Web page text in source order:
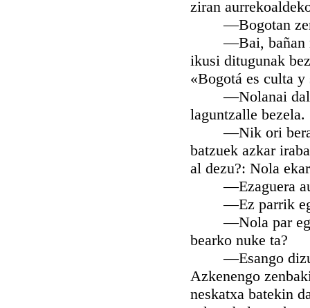
ziran
—Bogotan zer
—Bai, bañan
ikusi ditugunak
«Bogotá es culta y
—Nolanai dala
laguntzalle bezela.
—Nik ori bera
batzuek azkar
al dezu?: Nola
—Ezaguera
—Ez parrik
—Nola par
bearko nuke ta?
—Esango dizut
Azkenengo
neskatxa batekin